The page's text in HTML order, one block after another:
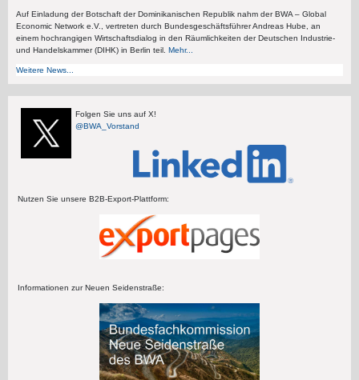
Auf Einladung der Botschaft der Dominikanischen Republik nahm der BWA – Global
Economic Network e.V., vertreten durch Bundesgeschäftsführer Andreas Hube, an
einem hochrangigen Wirtschaftsdialog in den Räumlichkeiten der Deutschen Industrie-
und Handelskammer (DIHK) in Berlin teil. Mehr...
Weitere News...
Folgen Sie uns auf X!
@BWA_Vorstand
Nutzen Sie unsere B2B-Export-Plattform:
Informationen zur Neuen Seidenstraße: